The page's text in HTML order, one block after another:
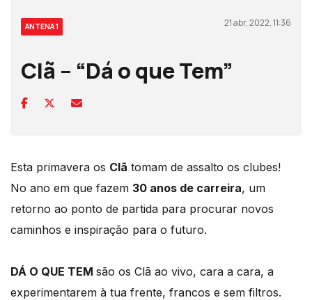
ANTENA 1 21 abr, 2022, 11:36
Clã – “Dá o que Tem”
Esta primavera os Clã tomam de assalto os clubes!
No ano em que fazem 30 anos de carreira, um
retorno ao ponto de partida para procurar novos
caminhos e inspiração para o futuro.
DÁ O QUE TEM são os Clã ao vivo, cara a cara, a
experimentarem à tua frente, francos e sem filtros.